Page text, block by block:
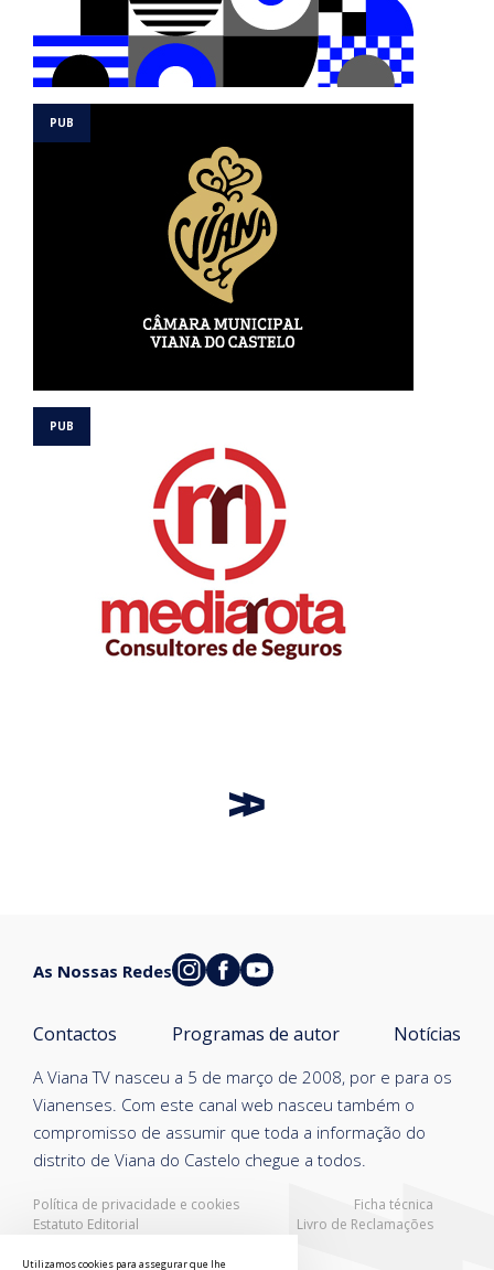
Política de privacidade e cookies
Ficha técnica
Estatuto Editorial
Livro de Reclamações
A Viana TV nasceu a 5 de março de 2008, por e para os
Vianenses. Com este canal web nasceu também o
compromisso de assumir que toda a informação do
distrito de Viana do Castelo chegue a todos.
Contactos Programas de autor Notícias
As Nossas Redes
Utilizamos cookies para assegurar que lhe